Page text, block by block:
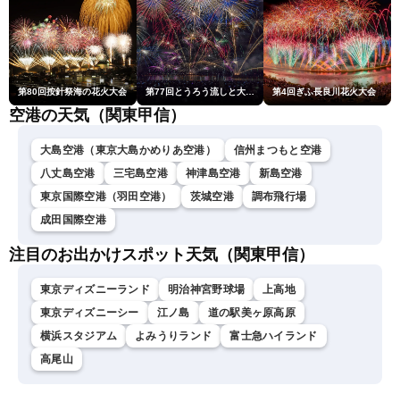
第80回按針祭海の花火大会 第77回とうろう流しと大花火大会 第4回ぎふ長良川花火大会
空港の天気（関東甲信）
大島空港（東京大島かめりあ空港）
信州まつもと空港
八丈島空港
三宅島空港 神津島空港
新島空港
東京国際空港（羽田空港）
茨城空港
調布飛行場
成田国際空港
注目のお出かけスポット天気（関東甲信）
東京ディズニーランド 明治神宮野球場
上高地
東京ディズニーシー
江ノ島
道の駅美ヶ原高原
横浜スタジアム
よみうりランド
富士急ハイランド
高尾山